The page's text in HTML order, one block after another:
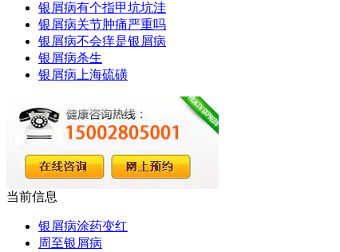
银屑病有个指甲坑坑洼
银屑病关节肿痛严重吗
银屑病不会痒是银屑病
银屑病杀生
银屑病上海硫磺
当前信息
银屑病涂药变红
周至银屑病